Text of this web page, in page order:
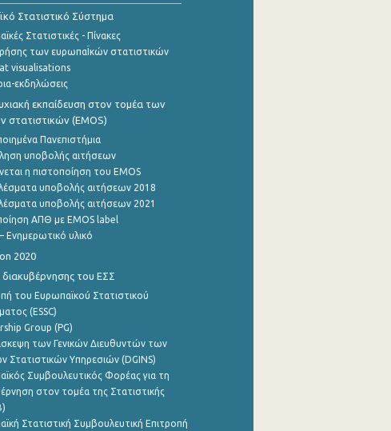
Στατιστικό Σύστημα
Στατιστικές - Πίνακες
των ευρωπαΪκών στατιστικών
visualisations
εκδηλώσεις
εκπαίδευση στον τομέα των
στατιστικών (EMOS)
Πανεπιστήμια
υποβολής αιτήσεων
η πιστοποίηση του EMOS
υποβολής αιτήσεων 2018
υποβολής αιτήσεων 2021
ΑΠΘ με EMOS label
Ενημερωτικό υλικό
2020
του ΕΣΣ
του Ευρωπαϊκού Στατιστικού
(ESSC)
Group (PG)
των Γενικών Διευθυντών των
Στατιστικών Υπηρεσιών (DGINS)
Συμβουλευτικός Φορέας για τη
στον τομέα της Στατιστικής
Στατιστική Συμβουλευτική Επιτροπή